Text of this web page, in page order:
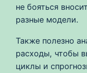
не бояться
разные модели.
Также полезно
расходы, чтобы
циклы и